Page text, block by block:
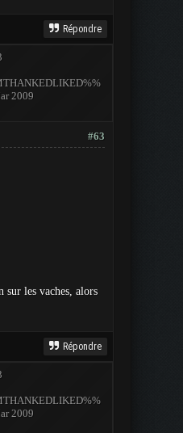
Répondre
2009
#63
sur les vaches, alors
Répondre
2009